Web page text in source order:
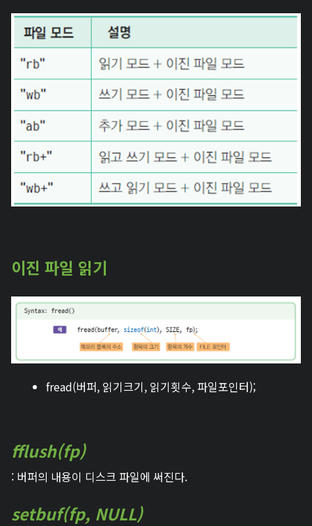
이진 파일 읽기
fread(버퍼, 읽기크기, 읽기횟수, 파일포인터);
fflush(fp)
: 버퍼의 내용이 디스크 파일에 써진다.
setbuf(fp, NULL)